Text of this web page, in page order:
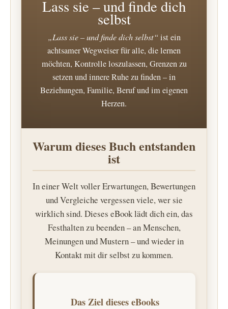
Lass sie – und finde dich
selbst
„Lass sie – und finde dich selbst“ist ein
achtsamer Wegweiser für alle, die lernen
möchten, Kontrolle loszulassen, Grenzen zu
setzen und innere Ruhe zu finden – in
Beziehungen, Familie, Beruf und im eigenen
Herzen.
Warum dieses Buch entstanden
ist
In einer Welt voller Erwartungen, Bewertungen
und Vergleiche vergessen viele, wer sie
wirklich sind. Dieses eBook lädt dich ein, das
Festhalten zu beenden – an Menschen,
Meinungen und Mustern – und wieder in
Kontakt mit dir selbst zu kommen.
Das Ziel dieses eBooks